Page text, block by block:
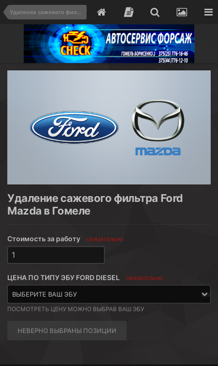
Удаление сажевого фильтра в Гомеле — Цена от 150 BYN | Автосервис Форсаж
Удаление сажевого фильтра Ford
Mazda в Гомеле
Стоимость за работу ОБЯЗАТЕЛЬНО
ЦЕНА ПО ТИПУ ЭБУ FORD DIESEL ОБЯЗАТЕЛЬНО
ПОСМОТРЕТЬ ЦЕНУ МОЖНО ВЫБРАВ ВАШ ЭБУ
НЕВЕРНО ВЫБРАНЫ ПОЗИЦИИ